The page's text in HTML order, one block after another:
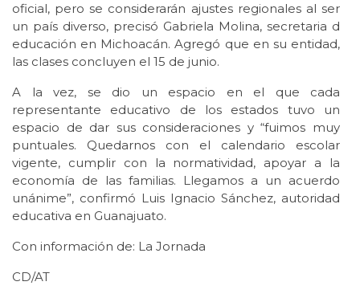
oficial, pero se considerarán ajustes regionales al ser
un país diverso, precisó Gabriela Molina, secretaria d
educación en Michoacán. Agregó que en su entidad,
las clases concluyen el 15 de junio.
A la vez, se dio un espacio en el que cada
representante educativo de los estados tuvo un
espacio de dar sus consideraciones y “fuimos muy
puntuales. Quedarnos con el calendario escolar
vigente, cumplir con la normatividad, apoyar a la
economía de las familias. Llegamos a un acuerdo
unánime”, confirmó Luis Ignacio Sánchez, autoridad
educativa en Guanajuato.
Con información de: La Jornada
CD/AT